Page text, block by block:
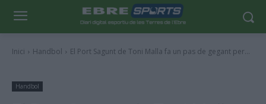
Inici Handbol El Port Sagunt de Toni Malla fa un pas de gegant per...
Handbol